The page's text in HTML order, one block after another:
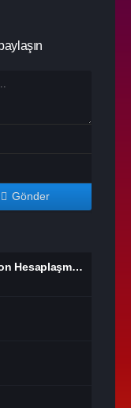
Gönder
Görevimiz Tehlike 8: Son Hesaplaşma izle